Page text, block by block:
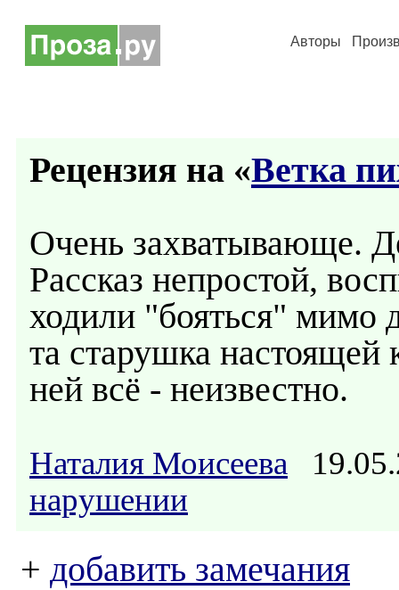
Авторы
Рецензия на «Ветка
Очень захватывающе.
Рассказ непростой,
ходили "бояться" мимо
та старушка
ней всё - неизвестно.
Наталия Моисеева
нарушении
+ добавить замечания